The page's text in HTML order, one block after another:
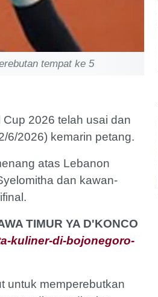
tempat ke 5
2026 telah usai dan
6/2026) kemarin petang.
atas Lebanon
dan kawan-
TIMUR YA D'KONCO
kuliner-di-bojonegoro-
untuk memperebutkan